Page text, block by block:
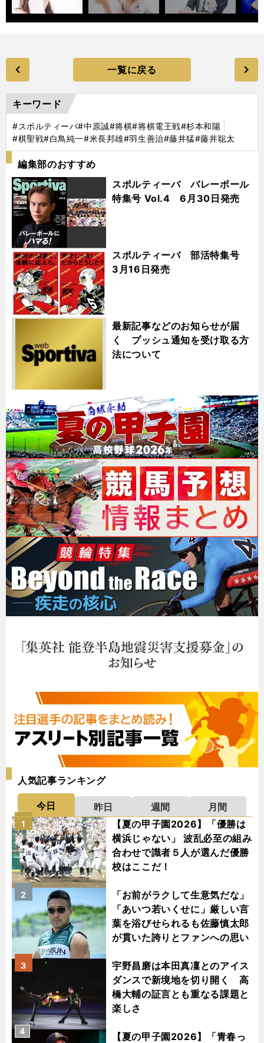
一覧に戻る
キーワード
#スポルティーバ#中原誠#将棋#将棋電王戦#杉本和陽
#棋聖戦#白鳥純一#米長邦雄#羽生善治#藤井猛#藤井聡太
編集部のおすすめ
スポルティーバ バレーボール
特集号 Vol.4 6月30日発売
スポルティーバ 部活特集号
3月16日発売
最新記事などのお知らせが届
く プッシュ通知を受け取る方
法について
人気記事ランキング
今日 昨日 週間
月間
【夏の甲子園2026】「優勝は
横浜じゃない」 波乱必至の組み
合わせで識者５人が選んだ優勝
校はここだ！
1
「お前がラクして生意気だな」
「あいつ若いくせに」厳しい言
葉を浴びせられるも佐藤慎太郎
が貫いた誇りとファンへの思い
2
宇野昌磨は本田真凜とのアイス
ダンスで新境地を切り開く 高
橋大輔の証言とも重なる課題と
楽しさ
3
【夏の甲子園2026】「青春っ
4